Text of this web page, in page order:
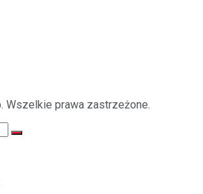
Wszelkie prawa zastrzeżone.